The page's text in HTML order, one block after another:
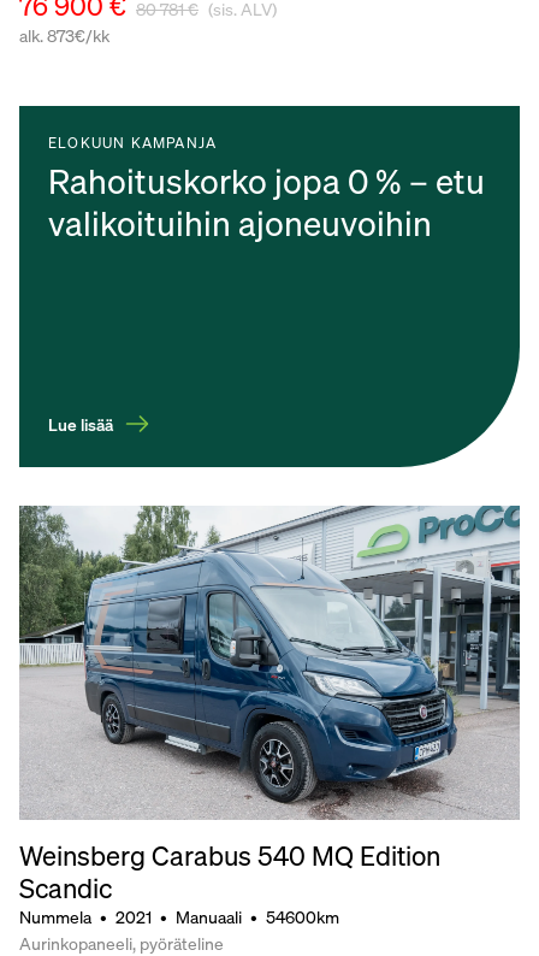
80 781 € (sis. ALV)
alk. 873€/kk
ELOKUUN KAMPANJA
Rahoituskorko jopa 0 % – etu
valikoituihin ajoneuvoihin
Lue lisää
Weinsberg Carabus 540 MQ Edition
Scandic
Nummela • 2021 • Manuaali • 54600km
Aurinkopaneeli, pyöräteline